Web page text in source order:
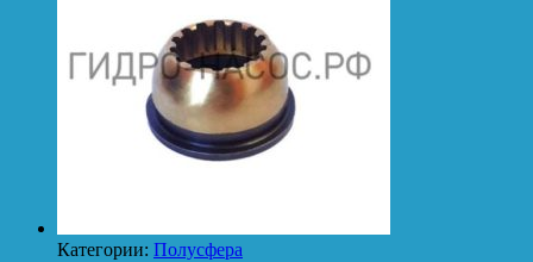
Категории: Полусфера